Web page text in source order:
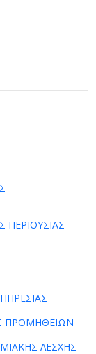
ΠΕΡΙΟΥΣΙΑΣ
ΠΡΟΜΗΘΕΙΩΝ
ΛΕΣΧΗΣ